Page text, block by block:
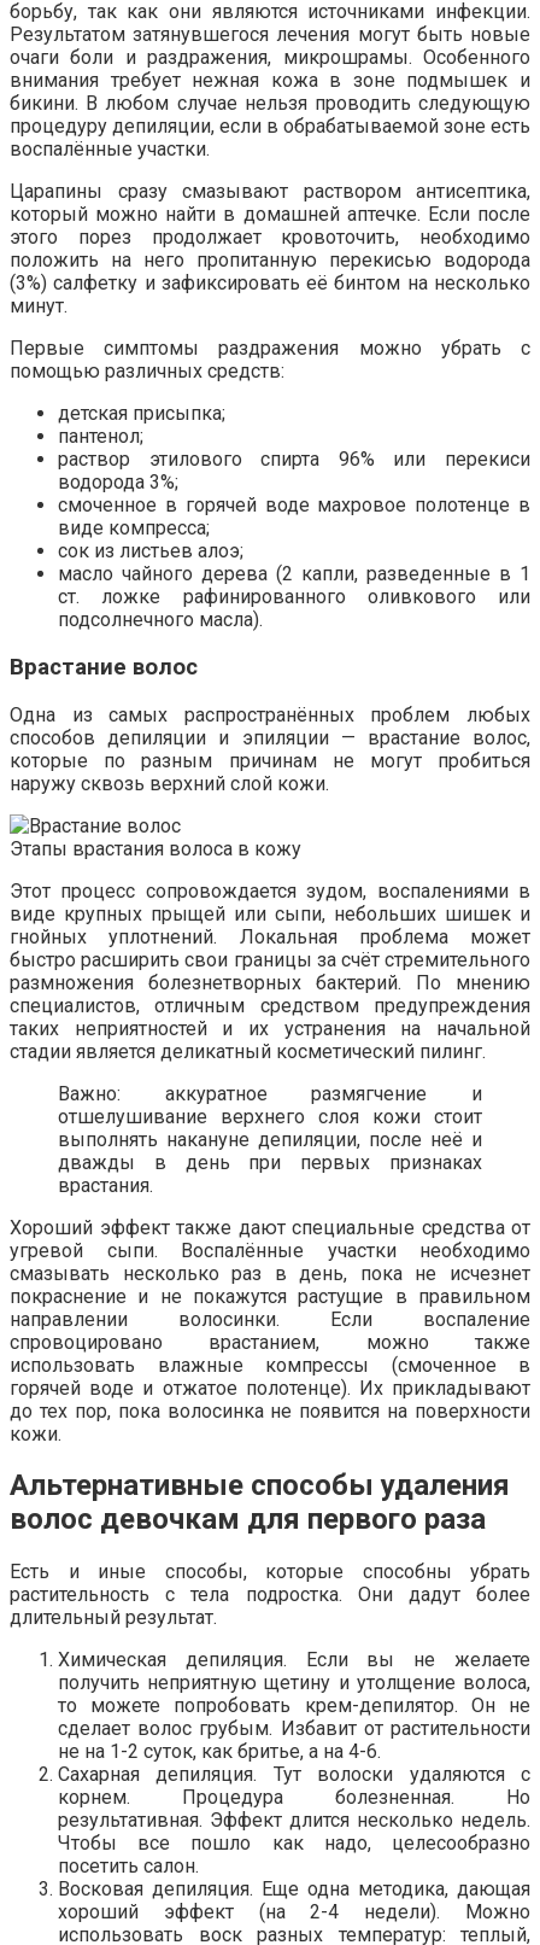
борьбу, так как они являются источниками инфекции.
Результатом затянувшегося лечения могут быть новые
очаги боли и раздражения, микрошрамы. Особенного
внимания требует нежная кожа в зоне подмышек и
бикини. В любом случае нельзя проводить следующую
процедуру депиляции, если в обрабатываемой зоне есть
воспалённые участки.
Царапины сразу смазывают раствором антисептика,
который можно найти в домашней аптечке. Если после
этого порез продолжает кровоточить, необходимо
положить на него пропитанную перекисью водорода
(3%) салфетку и зафиксировать её бинтом на несколько
минут.
Первые симптомы раздражения можно убрать с
помощью различных средств:
детская присыпка;
пантенол;
раствор этилового спирта 96% или перекиси
водорода 3%;
смоченное в горячей воде махровое полотенце в
виде компресса;
сок из листьев алоэ;
масло чайного дерева (2 капли, разведенные в 1
ст. ложке рафинированного оливкового или
подсолнечного масла).
Врастание волос
Одна из самых распространённых проблем любых
способов депиляции и эпиляции — врастание волос,
которые по разным причинам не могут пробиться
наружу сквозь верхний слой кожи.
Этапы врастания волоса в кожу
Этот процесс сопровождается зудом, воспалениями в
виде крупных прыщей или сыпи, небольших шишек и
гнойных уплотнений. Локальная проблема может
быстро расширить свои границы за счёт стремительного
размножения болезнетворных бактерий. По мнению
специалистов, отличным средством предупреждения
таких неприятностей и их устранения на начальной
стадии является деликатный косметический пилинг.
Важно: аккуратное размягчение и
отшелушивание верхнего слоя кожи стоит
выполнять накануне депиляции, после неё и
дважды в день при первых признаках
врастания.
Хороший эффект также дают специальные средства от
угревой сыпи. Воспалённые участки необходимо
смазывать несколько раз в день, пока не исчезнет
покраснение и не покажутся растущие в правильном
направлении волосинки. Если воспаление
спровоцировано врастанием, можно также
использовать влажные компрессы (смоченное в
горячей воде и отжатое полотенце). Их прикладывают
до тех пор, пока волосинка не появится на поверхности
кожи.
Альтернативные способы удаления
волос девочкам для первого раза
Есть и иные способы, которые способны убрать
растительность с тела подростка. Они дадут более
длительный результат.
Химическая депиляция. Если вы не желаете
получить неприятную щетину и утолщение волоса,
то можете попробовать крем-депилятор. Он не
сделает волос грубым. Избавит от растительности
не на 1-2 суток, как бритье, а на 4-6.
Сахарная депиляция. Тут волоски удаляются с
корнем. Процедура болезненная. Но
результативная. Эффект длится несколько недель.
Чтобы все пошло как надо, целесообразно
посетить салон.
Восковая депиляция. Еще одна методика, дающая
хороший эффект (на 2-4 недели). Можно
использовать воск разных температур: теплый,